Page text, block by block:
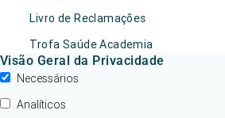
Livro de Reclamações
Trofa Saúde Academia
Visão Geral da Privacidade
Necessários
Analíticos